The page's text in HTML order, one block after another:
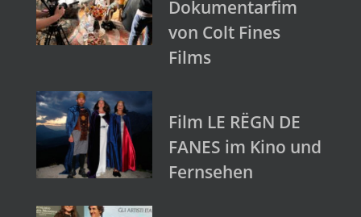
Dokumentarfim
von Colt Fines
Films
Film LE RËGN DE
FANES im Kino und
Fernsehen